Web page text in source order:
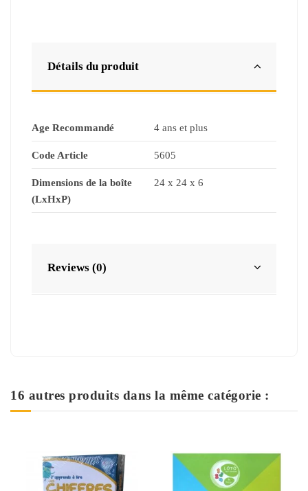
Détails du produit
Age Recommandé 4 ans et plus
Code Article 5605
Dimensions de la boîte
(LxHxP)
24 x 24 x 6
Reviews (0)
16 autres produits dans la même catégorie :